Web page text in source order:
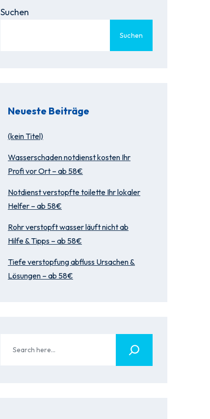
Suchen
Suchen
Neueste Beiträge
(kein Titel)
Wasserschaden notdienst kosten Ihr
Profi vor Ort – ab 58€
Notdienst verstopfte toilette Ihr lokaler
Helfer – ab 58€
Rohr verstopft wasser läuft nicht ab
Hilfe & Tipps – ab 58€
Tiefe verstopfung abfluss Ursachen &
Lösungen – ab 58€